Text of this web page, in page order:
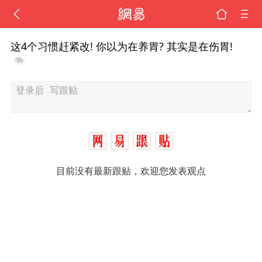
这4个习惯赶紧改! 你以为在养胃? 其实是在伤胃!
目前没有最新跟贴，欢迎您发表观点